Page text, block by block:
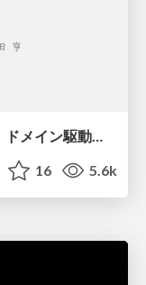
今こそ聞きたいソフトウェア設計 ドメイン駆動設計再入門
16 5.6k